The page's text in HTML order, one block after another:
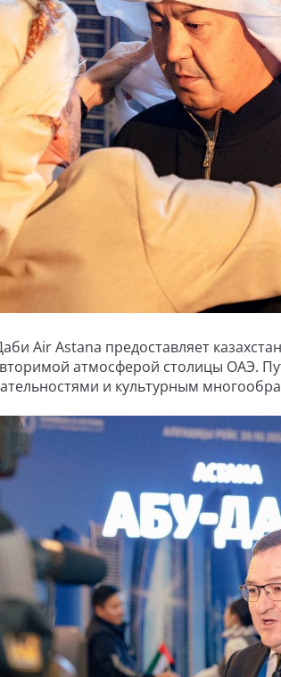
Air Astana предоставляет
атмосферой столицы ОАЭ.
и культурным